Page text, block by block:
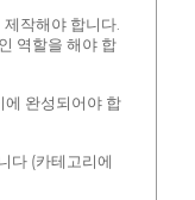
작해야 합니다.
역할을 해야 합
완성되어야 합
다 (카테고리에